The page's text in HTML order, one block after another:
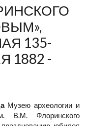
135-
1882 -
Музею археологии и
В.М. Флоринского